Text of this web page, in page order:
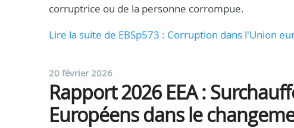
corruptrice ou de la personne corrompue.
Lire la suite de EBSp573 : Corruption dans l'Union
20 février 2026
Rapport 2026 EEA :
Européens dans le